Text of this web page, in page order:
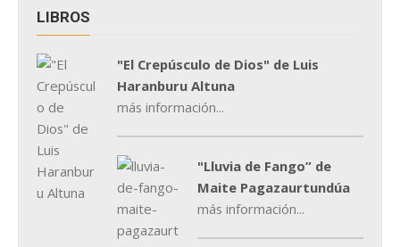
LIBROS
"El Crepúsculo de Dios" de Luis
Haranburu Altuna
más información...
"Lluvia de Fango” de
Maite Pagazaurtundúa
más información...